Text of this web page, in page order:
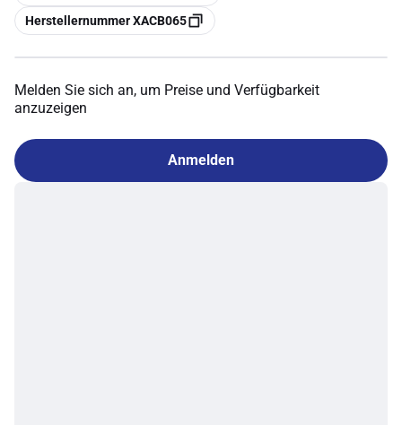
Kopieren
Herstellernummer XACB065
Melden Sie sich an, um Preise und Verfügbarkeit
anzuzeigen
Anmelden